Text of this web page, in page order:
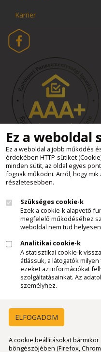
Karrier
Süti
Minden jog
Felhívjuk látogatóink
minden tartalom,
Kemax Kft. szellemi
illetve a törvény egyéb ide
szerzői jogvédelem alatt
engedélyünk nélkül
másolása, terjesztése,
felelősségét is. Ha valaki
célból fel szeretné
által előírt
"Kapcsolat"
Ez a
Ez a weboldal a jobb működés
érdekében HTTP-sütiket
minden sütit, az oldal egyes
fognak működni. Arról, hogy mik
részletesebben.
Szükséges cookie-k
Ezek a cookie-k alapvető
megfelelő működéséhez
weboldal nem tud
Analitikai cookie-k
A statisztikai cookie-k
átlássuk, a látogatók
ezeket az információkat
szolgáltatásainkat. Az
személyhez.
A cookie beállításokat bármikor
böngészőjében (Firefox,
ELFOGADOM